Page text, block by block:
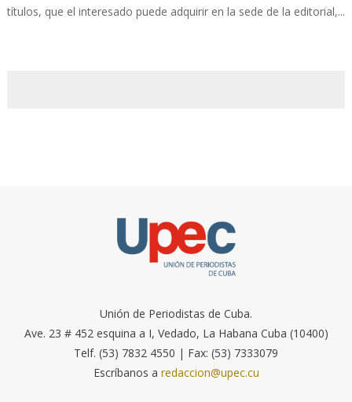
títulos, que el interesado puede adquirir en la sede de la editorial,...
Unión de Periodistas de Cuba.
Ave. 23 # 452 esquina a I, Vedado, La Habana Cuba (10400)
Telf. (53) 7832 4550 | Fax: (53) 7333079
Escríbanos a redaccion@upec.cu